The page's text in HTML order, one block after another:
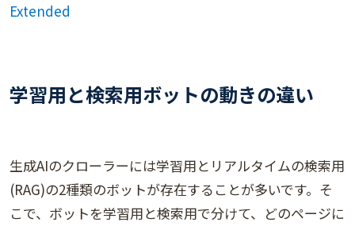
Extended
学習用と検索用ボットの動きの違い
生成AIのクローラーには学習用とリアルタイムの検索用
(RAG)の2種類のボットが存在することが多いです。そ
こで、ボットを学習用と検索用で分けて、どのページに